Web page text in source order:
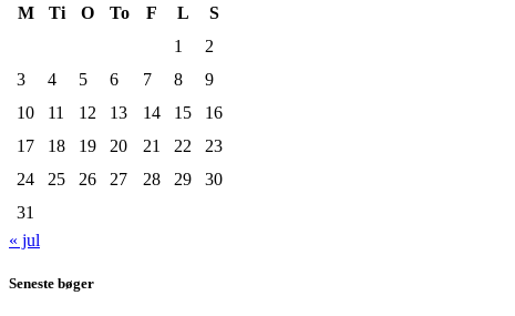
M
Ti O To F L
S
1
2
3
4 5 6 7 8
9
10
11 12 13 14 15
16
17
18 19 20 21 22
23
24
25 26 27 28 29
30
31
« jul
Seneste bøger